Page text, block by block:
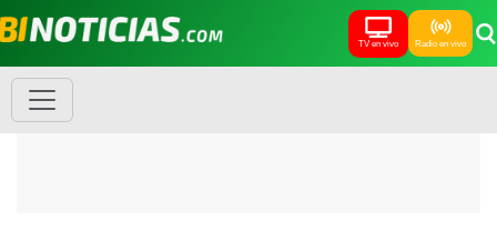
TV en vivo Radio en vivo